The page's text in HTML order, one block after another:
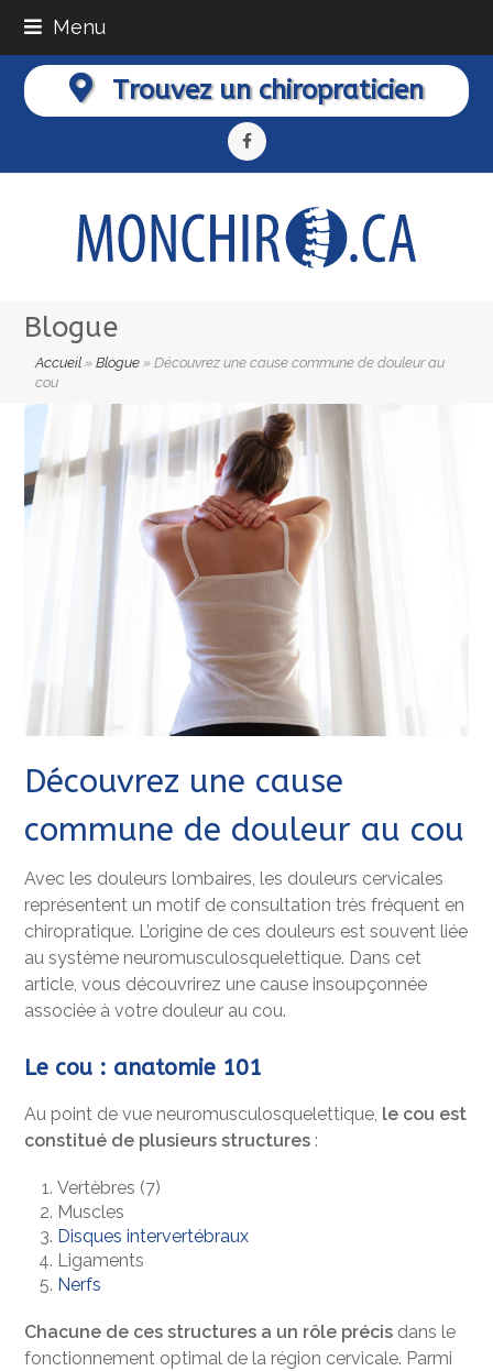
Menu
Trouvez un chiropraticien
Facebook
Blogue
Accueil »Blogue »Découvrez une cause commune de douleur au
cou
Découvrez une cause
commune de douleur au cou
Avec les douleurs lombaires, les douleurs cervicales
représentent un motif de consultation très fréquent en
chiropratique. L’origine de ces douleurs est souvent liée
au système neuromusculosquelettique. Dans cet
article, vous découvrirez une cause insoupçonnée
associée à votre douleur au cou.
Le cou : anatomie 101
Au point de vue neuromusculosquelettique, le cou est
constitué de plusieurs structures :
Vertèbres (7)
Muscles
Disques intervertébraux
Ligaments
Nerfs
Chacune de ces structures a un rôle précis dans le
fonctionnement optimal de la région cervicale. Parmi